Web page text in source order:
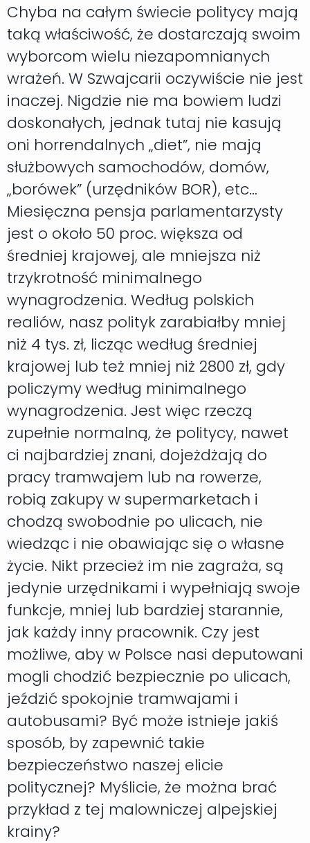
Chyba na całym świecie politycy mają
taką właściwość, że dostarczają swoim
wyborcom wielu niezapomnianych
wrażeń. W Szwajcarii oczywiście nie jest
inaczej. Nigdzie nie ma bowiem ludzi
doskonałych, jednak tutaj nie kasują
oni horrendalnych „diet”, nie mają
służbowych samochodów, domów,
„borówek” (urzędników BOR), etc…
Miesięczna pensja parlamentarzysty
jest o około 50 proc. większa od
średniej krajowej, ale mniejsza niż
trzykrotność minimalnego
wynagrodzenia. Według polskich
realiów, nasz polityk zarabiałby mniej
niż 4 tys. zł, licząc według średniej
krajowej lub też mniej niż 2800 zł, gdy
policzymy według minimalnego
wynagrodzenia. Jest więc rzeczą
zupełnie normalną, że politycy, nawet
ci najbardziej znani, dojeżdżają do
pracy tramwajem lub na rowerze,
robią zakupy w supermarketach i
chodzą swobodnie po ulicach, nie
wiedząc i nie obawiając się o własne
życie. Nikt przecież im nie zagraża, są
jedynie urzędnikami i wypełniają swoje
funkcje, mniej lub bardziej starannie,
jak każdy inny pracownik. Czy jest
możliwe, aby w Polsce nasi deputowani
mogli chodzić bezpiecznie po ulicach,
jeździć spokojnie tramwajami i
autobusami? Być może istnieje jakiś
sposób, by zapewnić takie
bezpieczeństwo naszej elicie
politycznej? Myślicie, że można brać
przykład z tej malowniczej alpejskiej
krainy?